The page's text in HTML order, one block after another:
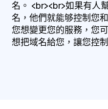
名。 <br><br>如果有人
名，他們就能够控制您
您想變更您的服務，您
想把域名給您，讓您控